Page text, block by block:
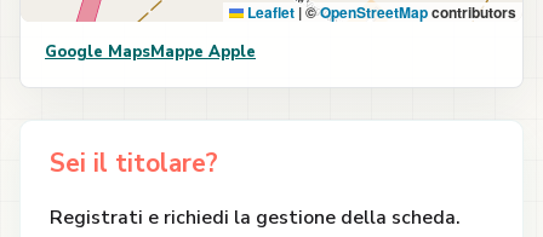
Leaflet |©OpenStreetMapcontributors
Google MapsMappe Apple
Sei il titolare?
Registrati e richiedi la gestione della scheda.